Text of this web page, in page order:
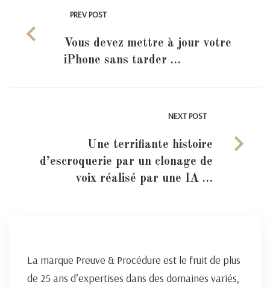
PREV POST
Vous devez mettre à jour votre
iPhone sans tarder …
NEXT POST
Une terrifiante histoire
d’escroquerie par un clonage de
voix réalisé par une IA …
La marque Preuve & Procédure est le fruit de plus
de 25 ans d’expertises dans des domaines variés,